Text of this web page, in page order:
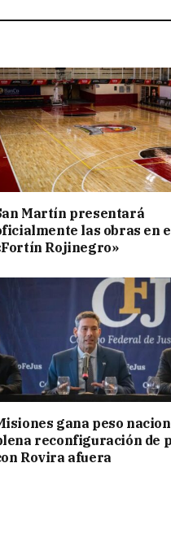
Martín presentará
las obras en
Rojinegro»
gana peso
reconfiguración de
Rovira afuera